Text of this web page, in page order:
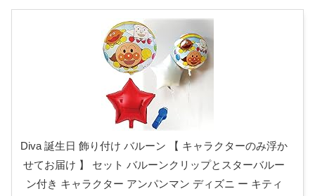
Diva 誕生日 飾り付け バルーン 【 キャラクターのみ浮か
せてお届け 】 セット バルーンクリップとスターバルー
ン付き キャラクター アンパンマン ディズニ ー キティ